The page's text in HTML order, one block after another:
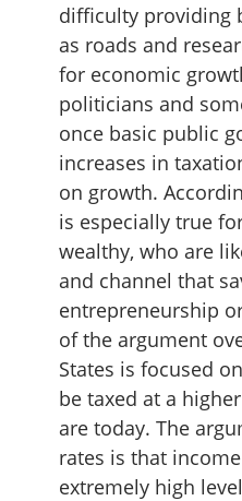
difficulty providing
as roads and
for economic
politicians and
once basic public
increases in
on growth.
is especially true
wealthy, who are
and channel that
entrepreneurship
of the argument
States is focused
be taxed at a
are today. The
rates is that
extremely high